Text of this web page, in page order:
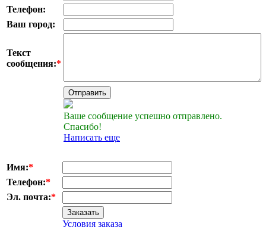
Телефон:
Ваш город:
Текст
сообщения:*
Отправить
Ваше сообщение успешно отправлено.
Спасибо!
Написать еще
Имя:*
Телефон:*
Эл. почта:*
Заказать
Условия заказа